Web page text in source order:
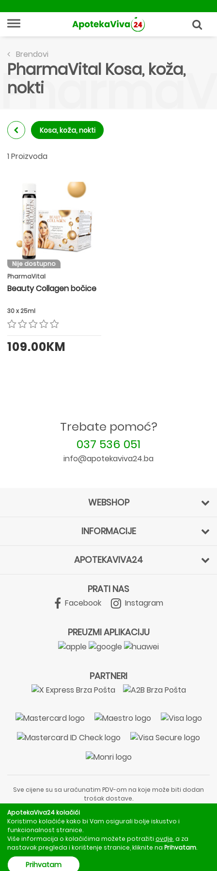
Brendovi
PharmaVital Kosa, koža,
nokti
Kosa, koža, nokti
1 Proizvoda
Nije dostupno
PharmaVital
Beauty Collagen bočice
30 x 25ml
109.00KM
Trebate pomoć?
037 536 051
info@apotekaviva24.ba
WEBSHOP
INFORMACIJE
APOTEKAVIVA24
PRATI NAS
Facebook Instagram
PREUZMI APLIKACIJU
PARTNERI
Sve cijene su sa uračunatim PDV-om na koje može biti dodan
trošak dostave.
liječnički pregled ili savjet farmaceuta.
Za obavijesti o mjerama opreza, rizicima i nuspojavama
obratite se svom liječniku ili farmaceutu.
Copyright © 2020 - 2026 | ApotekaViva24 | Sva prava zadržava
ApotekaViva24 kolačići
Koristimo kolačiće kako bi Vam osigurali bolje iskustvo i
funkcionalnost stranice.
Više informacija o kolačićima možete potražiti ovdje , a za
nastavak pregleda i korištenje stranice, kliknite na Prihvatam.
Prihvatam